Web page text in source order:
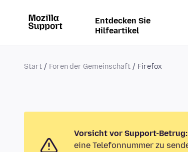
Entdecken Sie
Hilfeartikel
Start Foren der Gemeinschaft Firefox
Vorsicht vor Support-Betrug:
eine Telefonnummer zu